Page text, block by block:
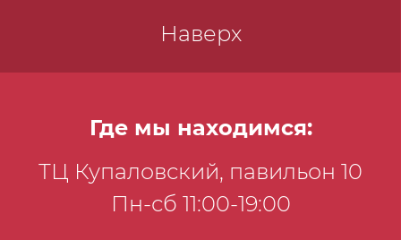
Наверх
Где мы находимся:
ТЦ Купаловский, павильон 10
Пн-сб 11:00-19:00